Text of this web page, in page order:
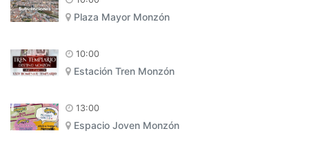
Plaza Mayor Monzón
10:00
Estación Tren Monzón
13:00
Espacio Joven Monzón